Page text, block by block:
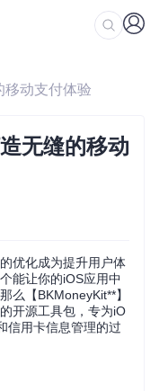
移动支付体验
无缝的移动
优化成为提升用户体
能让你的iOS应用中
么【BKMoneyKit**】
开源工具包，专为iO
信用卡信息管理的过